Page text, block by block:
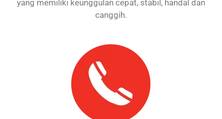
yang memiliki keunggulan cepat, stabil, handal dan
canggih.